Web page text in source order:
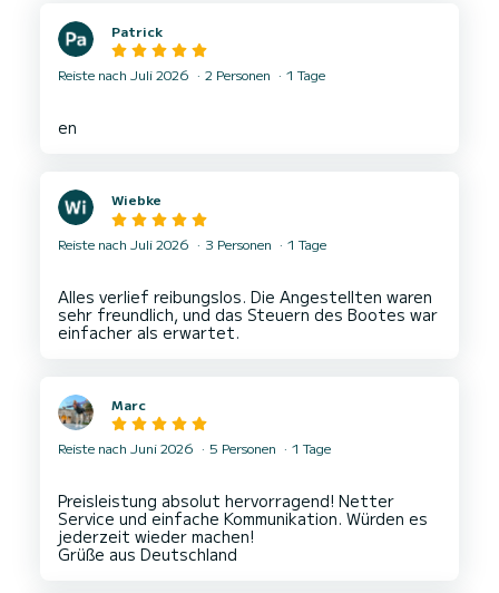
Patrick
Reiste nach Juli 2026 2 Personen 1 Tage
Wiebke
Reiste nach Juli 2026 3 Personen 1 Tage
Alles verlief reibungslos. Die Angestellten waren
sehr freundlich, und das Steuern des Bootes war
Marc
Reiste nach Juni 2026 5 Personen 1 Tage
Preisleistung absolut hervorragend! Netter
Service und einfache Kommunikation. Würden es
jederzeit wieder machen!